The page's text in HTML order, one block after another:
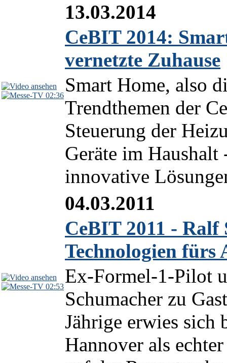
02:36
13.03.2014
CeBIT 2014:
vernetzte Zuhause
Smart Home, also
Trendthemen der
Steuerung der
Geräte im
innovative
02:53
04.03.2011
CeBIT 2011 - Ralf
Technologien fürs
Ex-Formel-1-Pilot
Schumacher zu
Jährige erwies sich
Hannover als